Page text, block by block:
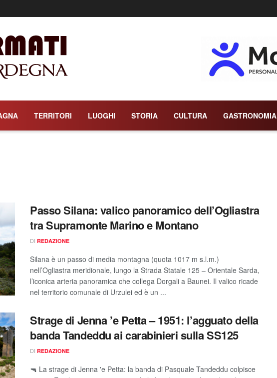
TERRITORI LUOGHI STORIA CULTURA GASTRONOMIA
Passo Silana: valico panoramico dell’Ogliastra
tra Supramonte Marino e Montano
DI REDAZIONE
Silana è un passo di media montagna (quota 1017 m s.l.m.)
nell’Ogliastra meridionale, lungo la Strada Statale 125 – Orientale Sarda,
l’iconica arteria panoramica che collega Dorgali a Baunei. Il valico ricade
nel territorio comunale di Urzulei ed è un ...
Strage di Jenna ’e Petta – 1951: l’agguato della
banda Tandeddu ai carabinieri sulla SS125
DI REDAZIONE
🔫 La strage di Jenna 'e Petta: la banda di Pasquale Tandeddu colpisce